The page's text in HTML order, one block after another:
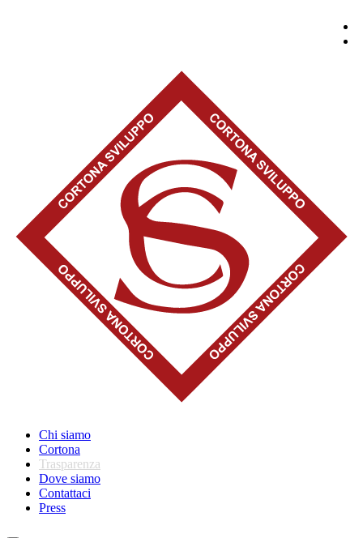
Chi siamo
Cortona
Trasparenza
Dove siamo
Contattaci
Press